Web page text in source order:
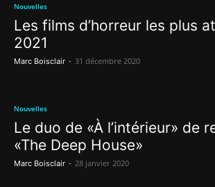
Nouvelles
Les films d’horreur les plus
2021
Marc Boisclair - 31 décembre 2020
Nouvelles
Le duo de «À l’intérieur» de
«The Deep House»
Marc Boisclair - 28 janvier 2020